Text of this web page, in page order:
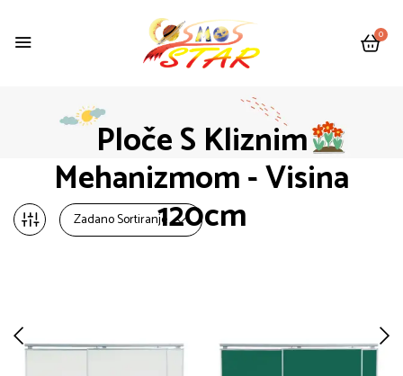
0
Ploče S Kliznim
Mehanizmom - Visina
120cm
Zadano Sortiranje